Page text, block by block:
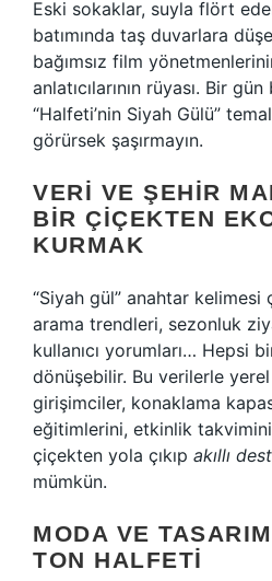
Eski sokaklar, suyla flört
batımında taş duvarlara
bağımsız film
anlatıcılarının rüyası. Bir
“Halfeti’nin Siyah Gülü”
görürsek şaşırmayın.
VERI VE ŞEHIR
BIR ÇIÇEKTEN
KURMAK
“Siyah gül” anahtar kelimesi
arama trendleri, sezonluk
kullanıcı yorumları… Hepsi
dönüşebilir. Bu verilerle
girişimciler, konaklama
eğitimlerini, etkinlik
çiçekten yola çıkıp akıllı
mümkün.
MODA VE
TON HALFETI